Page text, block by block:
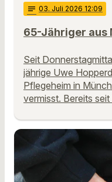
notes 03. Juli 2026 12:09
65-Jähriger aus
Seit
jährige Uwe
Pflegeheim in
vermisst. Bereits